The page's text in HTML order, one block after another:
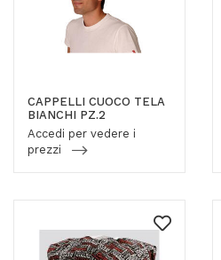
CAPPELLI CUOCO TELA
BIANCHI PZ.2
Accedi per vedere i
prezzi